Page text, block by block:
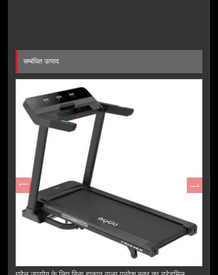
सम्बंधित उत्पाद